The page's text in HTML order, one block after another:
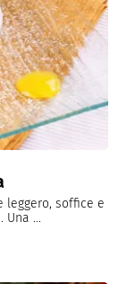
soffice e
...